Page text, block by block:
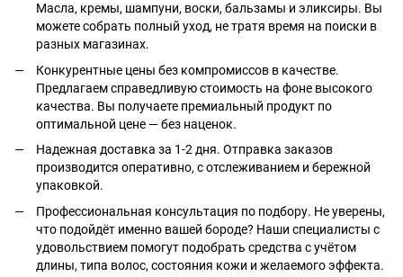
Масла, кремы, шампуни, воски, бальзамы и эликсиры. Вы
можете собрать полный уход, не тратя время на поиски в
разных магазинах.
Конкурентные цены без компромиссов в качестве.
Предлагаем справедливую стоимость на фоне высокого
качества. Вы получаете премиальный продукт по
оптимальной цене — без наценок.
Надежная доставка за 1-2 дня. Отправка заказов
производится оперативно, с отслеживанием и бережной
упаковкой.
Профессиональная консультация по подбору. Не уверены,
что подойдёт именно вашей бороде? Наши специалисты с
удовольствием помогут подобрать средства с учётом
длины, типа волос, состояния кожи и желаемого эффекта.